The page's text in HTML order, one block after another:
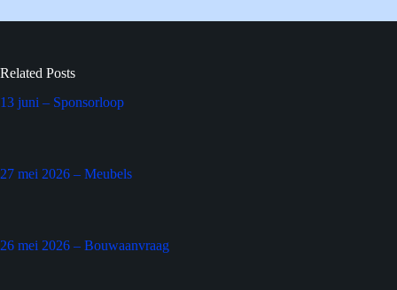
Related Posts
13 juni – Sponsorloop
27 mei 2026 – Meubels
26 mei 2026 – Bouwaanvraag